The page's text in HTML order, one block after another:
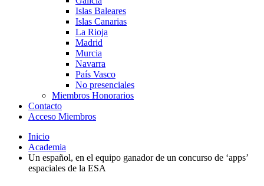
Islas Baleares
Islas Canarias
La Rioja
Madrid
Murcia
Navarra
País Vasco
No presenciales
Miembros Honorarios
Contacto
Acceso Miembros
Inicio
Academia
Un español, en el equipo ganador de un concurso de ‘apps’
espaciales de la ESA